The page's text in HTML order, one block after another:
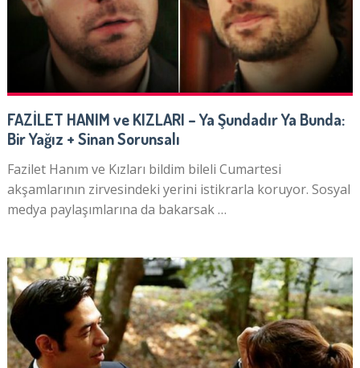
FAZİLET HANIM ve KIZLARI – Ya Şundadır Ya Bunda:
Bir Yağız + Sinan Sorunsalı
Fazilet Hanım ve Kızları bildim bileli Cumartesi
akşamlarının zirvesindeki yerini istikrarla koruyor. Sosyal
medya paylaşımlarına da bakarsak …